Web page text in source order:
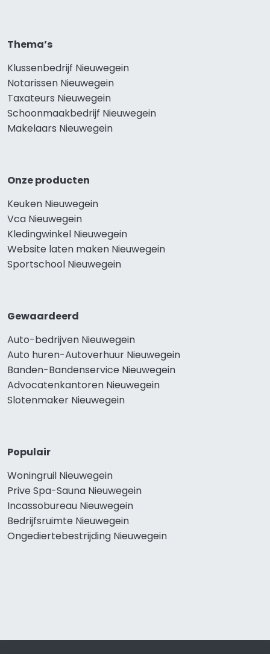
Thema’s
Klussenbedrijf Nieuwegein
Notarissen Nieuwegein
Taxateurs Nieuwegein
Schoonmaakbedrijf Nieuwegein
Makelaars Nieuwegein
Onze producten
Keuken Nieuwegein
Vca Nieuwegein
Kledingwinkel Nieuwegein
Website laten maken Nieuwegein
Sportschool Nieuwegein
Gewaardeerd
Auto-bedrijven Nieuwegein
Auto huren-Autoverhuur Nieuwegein
Banden-Bandenservice Nieuwegein
Advocatenkantoren Nieuwegein
Slotenmaker Nieuwegein
Populair
Woningruil Nieuwegein
Prive Spa-Sauna Nieuwegein
Incassobureau Nieuwegein
Bedrijfsruimte Nieuwegein
Ongediertebestrijding Nieuwegein